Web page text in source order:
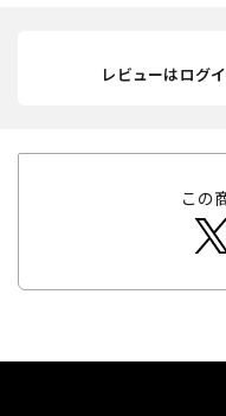
レビューはログ
この